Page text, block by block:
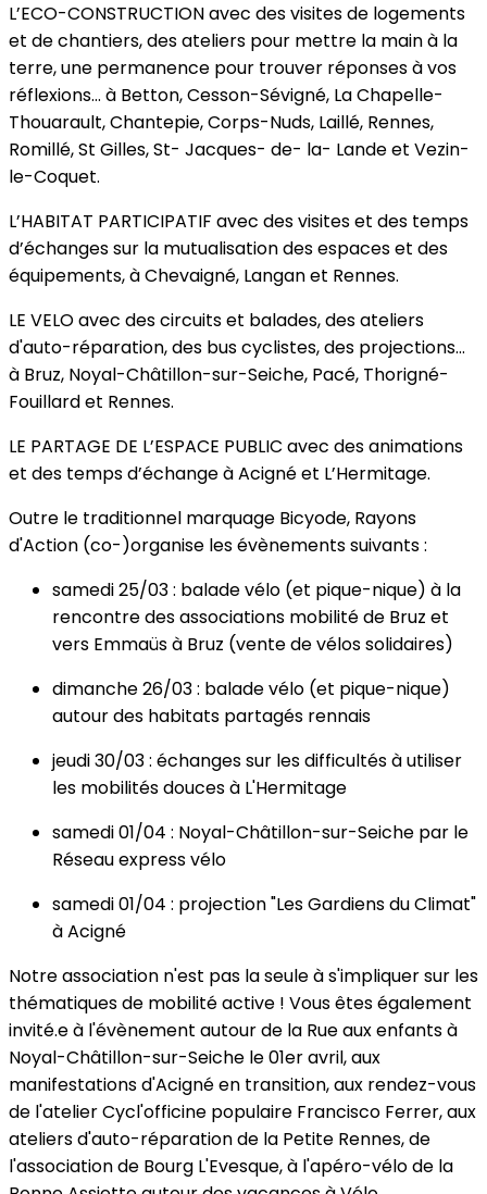
L’ECO-CONSTRUCTION avec des visites de logements
et de chantiers, des ateliers pour mettre la main à la
terre, une permanence pour trouver réponses à vos
réflexions… à Betton, Cesson-Sévigné, La Chapelle-
Thouarault, Chantepie, Corps-Nuds, Laillé, Rennes,
Romillé, St Gilles, St- Jacques- de- la- Lande et Vezin-
le-Coquet.
L’HABITAT PARTICIPATIF avec des visites et des temps
d’échanges sur la mutualisation des espaces et des
équipements, à Chevaigné, Langan et Rennes.
LE VELO avec des circuits et balades, des ateliers
d'auto-réparation, des bus cyclistes, des projections...
à Bruz, Noyal-Châtillon-sur-Seiche, Pacé, Thorigné-
Fouillard et Rennes.
LE PARTAGE DE L’ESPACE PUBLIC avec des animations
et des temps d’échange à Acigné et L’Hermitage.
Outre le traditionnel marquage Bicyode, Rayons
d'Action (co-)organise les évènements suivants :
samedi 25/03 : balade vélo (et pique-nique) à la
rencontre des associations mobilité de Bruz et
vers Emmaüs à Bruz (vente de vélos solidaires)
dimanche 26/03 : balade vélo (et pique-nique)
autour des habitats partagés rennais
jeudi 30/03 : échanges sur les difficultés à utiliser
les mobilités douces à L'Hermitage
samedi 01/04 : Noyal-Châtillon-sur-Seiche par le
Réseau express vélo
samedi 01/04 : projection "Les Gardiens du Climat"
à Acigné
Notre association n'est pas la seule à s'impliquer sur les
thématiques de mobilité active ! Vous êtes également
invité.e à l'évènement autour de la Rue aux enfants à
Noyal-Châtillon-sur-Seiche le 01er avril, aux
manifestations d'Acigné en transition, aux rendez-vous
de l'atelier Cycl'officine populaire Francisco Ferrer, aux
ateliers d'auto-réparation de la Petite Rennes, de
l'association de Bourg L'Evesque, à l'apéro-vélo de la